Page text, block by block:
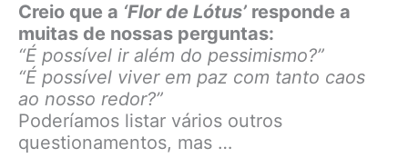
Creio que a ‘Flor de Lótus’ responde a
muitas de nossas perguntas:
“É possível ir além do pessimismo?”
“É possível viver em paz com tanto caos
ao nosso redor?”
Poderíamos listar vários outros
questionamentos, mas …